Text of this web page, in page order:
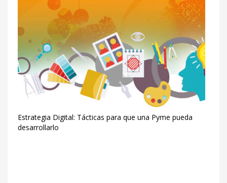
Estrategia Digital: Tácticas para que una Pyme pueda
desarrollarlo